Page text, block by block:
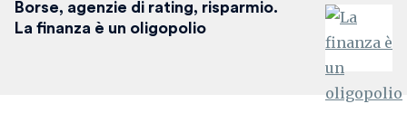
Borse, agenzie di rating, risparmio.
La finanza è un oligopolio